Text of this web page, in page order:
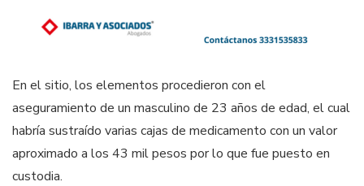
En el sitio, los elementos procedieron con el
aseguramiento de un masculino de 23 años de edad, el cual
habría sustraído varias cajas de medicamento con un valor
aproximado a los 43 mil pesos por lo que fue puesto en
custodia.